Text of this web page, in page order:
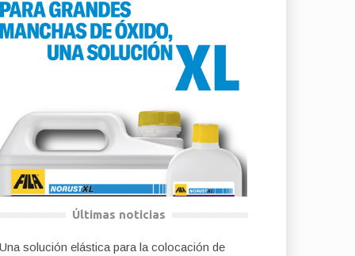
Últimas noticias
Una solución elástica para la colocación de